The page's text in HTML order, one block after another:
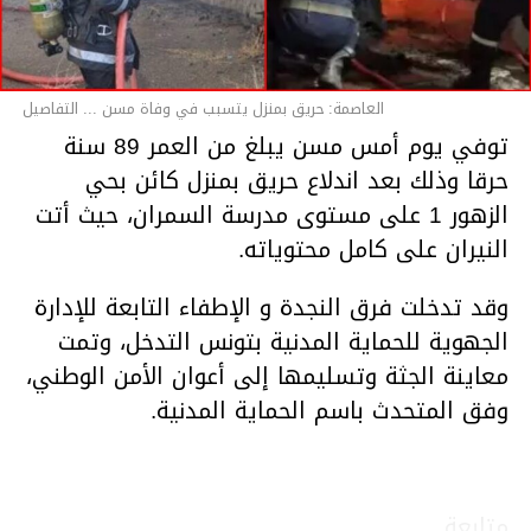
العاصمة: حريق بمنزل يتسبب في وفاة مسن ... التفاصيل
توفي يوم أمس مسن يبلغ من العمر 89 سنة
حرقا وذلك بعد اندلاع حريق بمنزل كائن بحي
الزهور 1 على مستوى مدرسة السمران، حيث أتت
النيران على كامل محتوياته.
وقد تدخلت فرق النجدة و الإطفاء التابعة للإدارة
الجهوية للحماية المدنية بتونس التدخل، وتمت
معاينة الجثة وتسليمها إلى أعوان الأمن الوطني،
وفق المتحدث باسم الحماية المدنية.